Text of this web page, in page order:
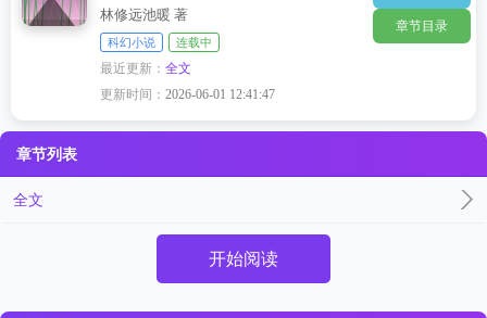
林修远池暖 著
科幻小说 连载中
最近更新：全文
更新时间：2026-06-01 12:41:47
章节目录
章节列表
全文
开始阅读